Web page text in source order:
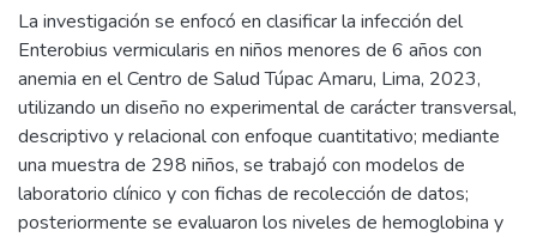
La investigación se enfocó en clasificar la infección del
Enterobius vermicularis en niños menores de 6 años con
anemia en el Centro de Salud Túpac Amaru, Lima, 2023,
utilizando un diseño no experimental de carácter transversal,
descriptivo y relacional con enfoque cuantitativo; mediante
una muestra de 298 niños, se trabajó con modelos de
laboratorio clínico y con fichas de recolección de datos;
posteriormente se evaluaron los niveles de hemoglobina y